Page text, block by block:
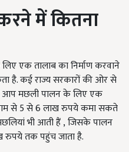
में कितना
एक तालाब का निर्माण करवाने
है. कई राज्य सरकारों की ओर से
आप मछली पालन के लिए एक
से5से6लाख रुपये कमा सकते
भी आती हैं,जिसके पालन
रुपये तक पहुंच जाता है.